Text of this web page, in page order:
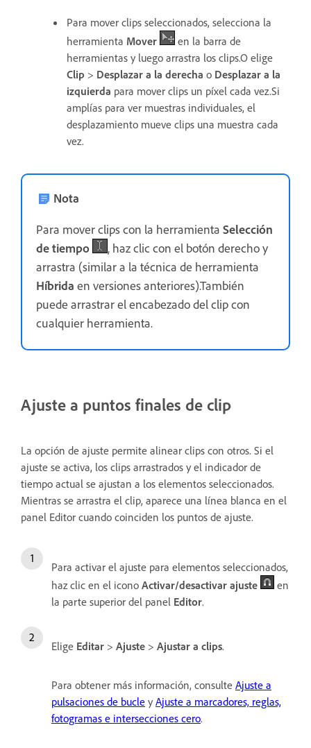
Para mover clips seleccionados, selecciona la
herramienta Mover
en la barra de
herramientas y luego arrastra los clips.O elige
Clip > Desplazar a la derecha o Desplazar a la
izquierda para mover clips un píxel cada vez.Si
amplías para ver muestras individuales, el
desplazamiento mueve clips una muestra cada
vez.
Nota
Para mover clips con la herramienta Selección
de tiempo
, haz clic con el botón derecho y
arrastra (similar a la técnica de herramienta
Híbrida en versiones anteriores).También
puede arrastrar el encabezado del clip con
cualquier herramienta.
Ajuste a puntos finales de clip
La opción de ajuste permite alinear clips con otros. Si el
ajuste se activa, los clips arrastrados y el indicador de
tiempo actual se ajustan a los elementos seleccionados.
Mientras se arrastra el clip, aparece una línea blanca en el
panel Editor cuando coinciden los puntos de ajuste.
Para activar el ajuste para elementos seleccionados,
haz clic en el icono Activar/desactivar ajuste
en
la parte superior del panel Editor.
Elige Editar > Ajuste > Ajustar a clips.
Para obtener más información, consulte Ajuste a
pulsaciones de bucle y Ajuste a marcadores, reglas,
fotogramas e intersecciones cero.